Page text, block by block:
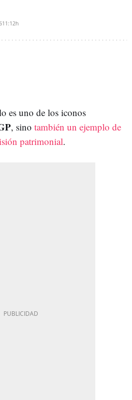
11:12h
es uno de los iconos
, sino también un ejemplo de
patrimonial.